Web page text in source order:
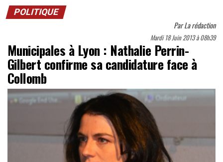
POLITIQUE
ParLa rédaction
Mardi 18 Juin 2013 à 08h39
Municipales à Lyon : Nathalie Perrin-
Gilbert confirme sa candidature face à
Collomb